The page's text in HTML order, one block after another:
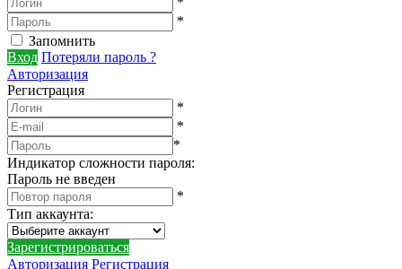
*
Запомнить
Вход Потеряли пароль ?
Авторизация
Регистрация
*
*
*
Индикатор сложности пароля:
Пароль не введен
*
Тип аккаунта:
Зарегистрироваться
Авторизация Регистрация